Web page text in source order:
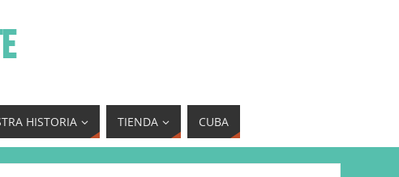
HISTORIA TIENDA CUBA